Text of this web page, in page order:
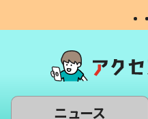
ニュース